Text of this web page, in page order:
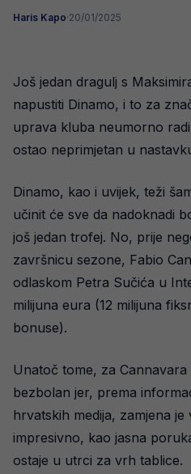
Haris Kapo·20/01/2025
Još jedan dragulj s
napustiti Dinamo, i to za
uprava kluba neumorno
ostao neprimjetan u
Dinamo, kao i uvijek, teži
učinit će sve da nadoknadi
još jedan trofej. No, prije
završnicu sezone, Fabio
odlaskom Petra Sučića u
milijuna eura (12 milijuna
bonuse).
Unatoč tome, za
bezbolan jer, prema
hrvatskih medija, zamjena
impresivno, kao jasna
ostaje u utrci za vrh tablice.